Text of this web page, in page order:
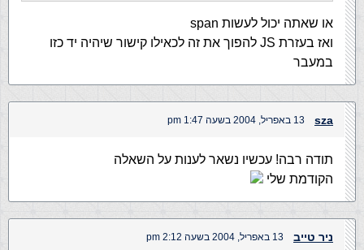
או שאתה יכול לעשות span
ואז בעזרת JS להפוך את זה לכאילו קישור שיהיה יד כזו
במעבר
sza 13 באפריל, 2004 בשעה 1:47 pm
תודה רבה! עכשיו נשאר לענות על השאלה
הקודמת שלי
ניר טייב 13 באפריל, 2004 בשעה 2:12 pm